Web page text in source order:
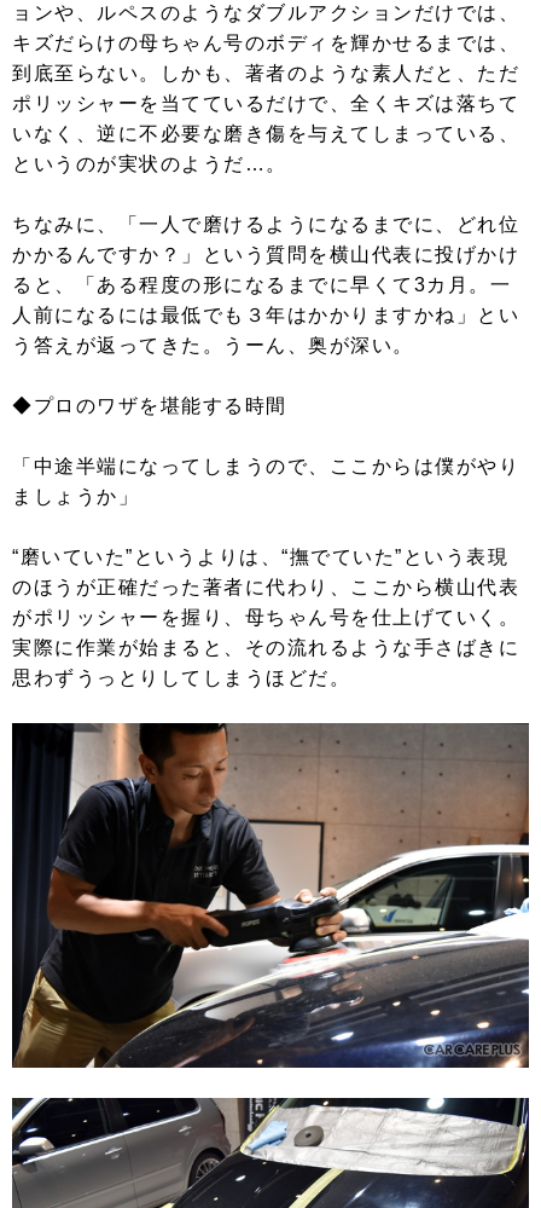
ョンや、ルペスのようなダブルアクションだけでは、
キズだらけの母ちゃん号のボディを輝かせるまでは、
到底至らない。しかも、著者のような素人だと、ただ
ポリッシャーを当てているだけで、全くキズは落ちて
いなく、逆に不必要な磨き傷を与えてしまっている、
というのが実状のようだ…。
ちなみに、「一人で磨けるようになるまでに、どれ位
かかるんですか？」という質問を横山代表に投げかけ
ると、「ある程度の形になるまでに早くて3カ月。一
人前になるには最低でも３年はかかりますかね」とい
う答えが返ってきた。うーん、奥が深い。
◆プロのワザを堪能する時間
「中途半端になってしまうので、ここからは僕がやり
ましょうか」
“磨いていた”というよりは、“撫でていた”という表現
のほうが正確だった著者に代わり、ここから横山代表
がポリッシャーを握り、母ちゃん号を仕上げていく。
実際に作業が始まると、その流れるような手さばきに
思わずうっとりしてしまうほどだ。